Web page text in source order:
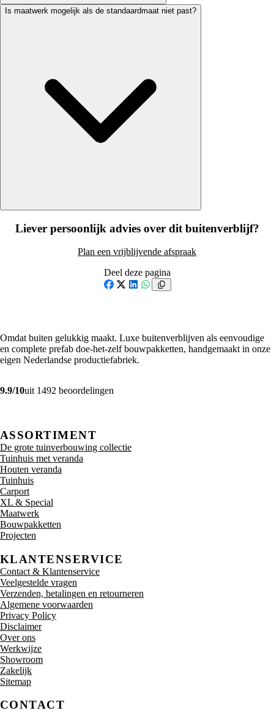
Is maatwerk mogelijk als de standaardmaat niet past?
Liever persoonlijk advies over dit buitenverblijf?
Plan een vrijblijvende afspraak
Deel deze pagina
Omdat buiten gelukkig maakt. Luxe buitenverblijven als eenvoudige
en complete prefab doe-het-zelf bouwpakketten, handgemaakt in onze
eigen Nederlandse productiefabriek.
9.9/10uit 1492 beoordelingen
ASSORTIMENT
De grote tuinverbouwing collectie
Tuinhuis met veranda
Houten veranda
Tuinhuis
Carport
XL & Special
Maatwerk
Bouwpakketten
Projecten
KLANTENSERVICE
Contact & Klantenservice
Veelgestelde vragen
Verzenden, betalingen en retourneren
Algemene voorwaarden
Privacy Policy
Disclaimer
Over ons
Werkwijze
Showroom
Zakelijk
Sitemap
CONTACT